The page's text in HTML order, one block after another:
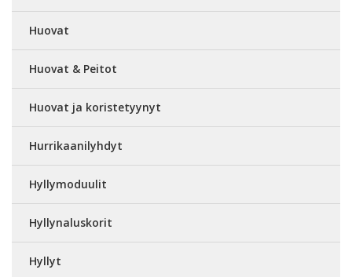
Huovat
Huovat & Peitot
Huovat ja koristetyynyt
Hurrikaanilyhdyt
Hyllymoduulit
Hyllynaluskorit
Hyllyt